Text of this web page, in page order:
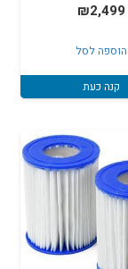
₪2,499
הוספה לסל
קנה כעת